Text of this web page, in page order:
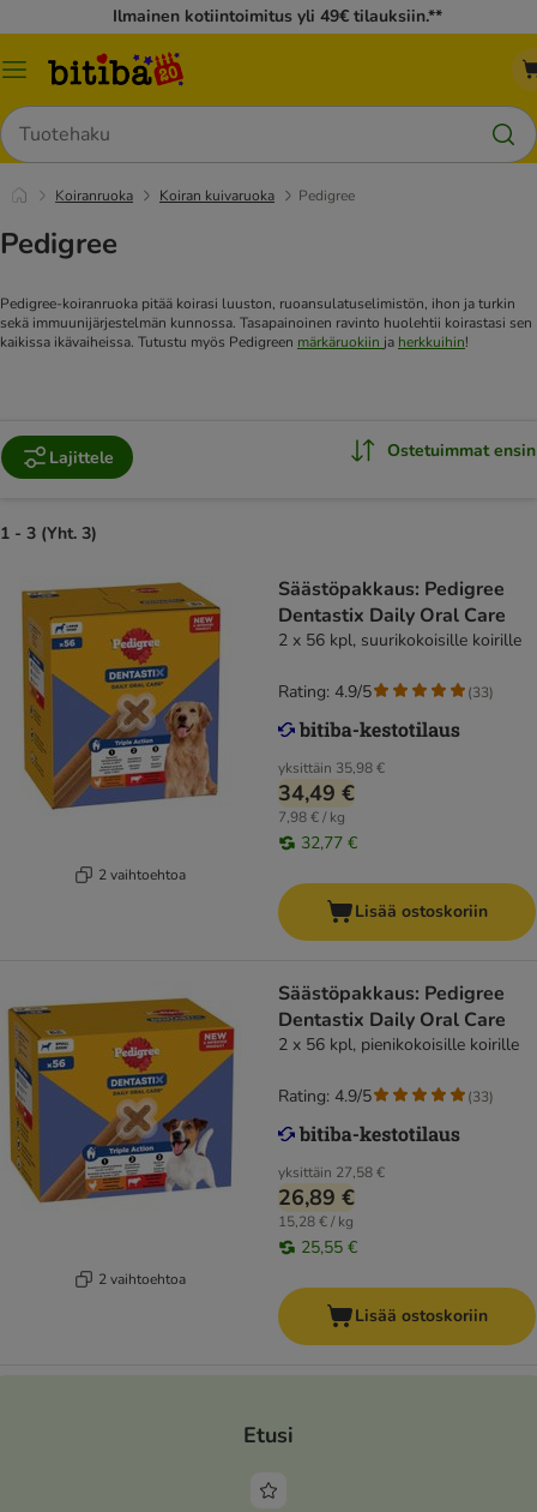
Ilmainen kotiintoimitus yli 49€ tilauksiin.**
Katalogivalikko
Hae
Koiranruoka Koiran kuivaruoka Pedigree
Pedigree
Pedigree-koiranruoka pitää koirasi luuston, ruoansulatuselimistön, ihon ja turkin
sekä immuunijärjestelmän kunnossa. Tasapainoinen ravinto huolehtii koirastasi sen
kaikissa ikävaiheissa. Tutustu myös Pedigreen märkäruokiin ja herkkuihin!
Lajittele Ostetuimmat ensin
1 - 3 (Yht. 3)
2 vaihtoehtoa
Säästöpakkaus: Pedigree
Dentastix Daily Oral Care
2 x 56 kpl, suurikokoisille koirille
yksittäin 35,98 €
34,49 €
7,98 € / kg
32,77 €
Rating: 4.9/5 (33)
Lisää ostoskoriin
2 vaihtoehtoa
Säästöpakkaus: Pedigree
Dentastix Daily Oral Care
2 x 56 kpl, pienikokoisille koirille
yksittäin 27,58 €
26,89 €
15,28 € / kg
25,55 €
Rating: 4.9/5 (33)
Lisää ostoskoriin
Etusi